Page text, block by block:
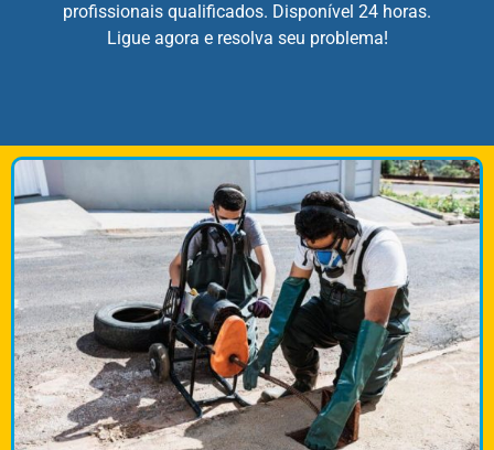
profissionais qualificados. Disponível 24 horas.
Ligue agora e resolva seu problema!